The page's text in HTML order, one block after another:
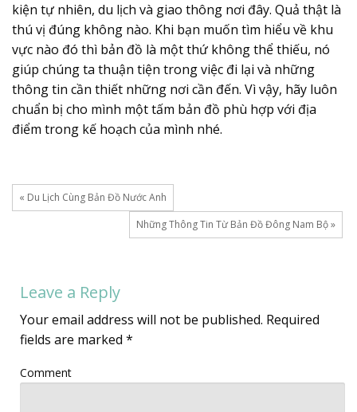
kiện tự nhiên, du lịch và giao thông nơi đây. Quả thật là
thú vị đúng không nào. Khi bạn muốn tìm hiểu về khu
vực nào đó thì bản đồ là một thứ không thể thiếu, nó
giúp chúng ta thuận tiện trong việc đi lại và những
thông tin cần thiết những nơi cần đến. Vì vậy, hãy luôn
chuẩn bị cho mình một tấm bản đồ phù hợp với địa
điểm trong kế hoạch của mình nhé.
« Du Lịch Cùng Bản Đồ Nước Anh
Những Thông Tin Từ Bản Đồ Đông Nam Bộ »
Leave a Reply
Your email address will not be published. Required
fields are marked *
Comment